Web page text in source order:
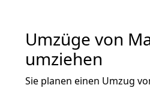
Umzüge von
umziehen
Sie planen einen Umzug